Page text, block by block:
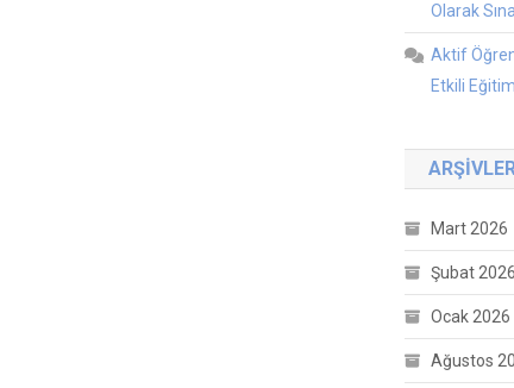
Olarak
Aktif
Etkili
Mart 2026
Şubat 2026
Ocak 2026
Ağustos